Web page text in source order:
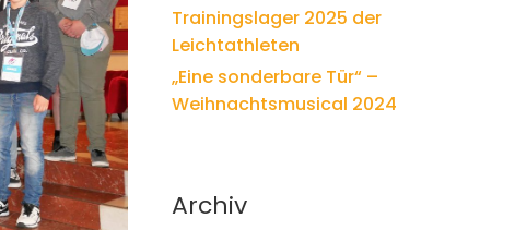
Trainingslager 2025 der
Leichtathleten
„Eine sonderbare Tür“ –
Weihnachtsmusical 2024
Archiv